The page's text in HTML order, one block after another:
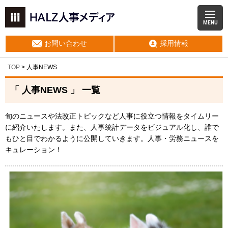
MENU
お問い合わせ 採用情報
TOP > 人事NEWS
「 人事NEWS 」 一覧
旬のニュースや法改正トピックなど人事に役立つ情報をタイムリー
に紹介いたします。また、人事統計データをビジュアル化し、誰で
もひと目でわかるように公開していきます。人事・労務ニュースを
キュレーション！